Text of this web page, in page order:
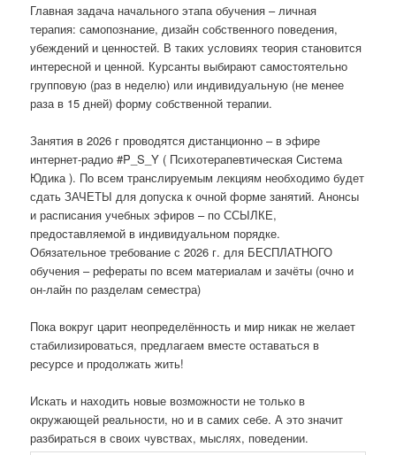
Главная задача начального этапа обучения – личная
терапия: самопознание, дизайн собственного поведения,
убеждений и ценностей. В таких условиях теория становится
интересной и ценной. Курсанты выбирают самостоятельно
групповую (раз в неделю) или индивидуальную (не менее
раза в 15 дней) форму собственной терапии.
Занятия в 2026 г проводятся дистанционно – в эфире
интернет-радио #P_S_Y ( Психотерапевтическая Система
Юдика ). По всем транслируемым лекциям необходимо будет
сдать ЗАЧЕТЫ для допуска к очной форме занятий. Анонсы
и расписания учебных эфиров – по ССЫЛКЕ,
предоставляемой в индивидуальном порядке.
Обязательное требование с 2026 г. для БЕСПЛАТНОГО
обучения – рефераты по всем материалам и зачёты (очно и
он-лайн по разделам семестра)
Пока вокруг царит неопределённость и мир никак не желает
стабилизироваться, предлагаем вместе оставаться в
ресурсе и продолжать жить!
Искать и находить новые возможности не только в
окружающей реальности, но и в самих себе. А это значит
разбираться в своих чувствах, мыслях, поведении.